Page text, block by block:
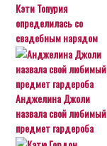
Кэти Топурия
определилась со
свадебным нарядом
Анджелина Джоли
назвала свой любимый
предмет гардероба